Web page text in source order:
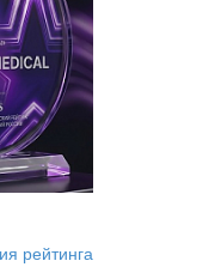
рейтинга